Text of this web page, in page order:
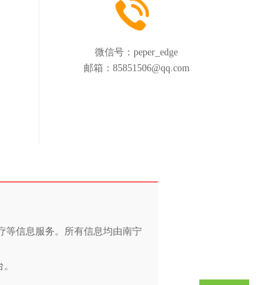
微信号： peper_edge
邮箱： 85851506@qq.com
等信息服务。所有信息均由南宁